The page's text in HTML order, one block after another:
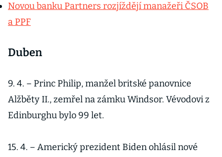
Novou banku Partners rozjíždějí manažeři ČSOB
a PPF
Duben
9. 4. – Princ Philip, manžel britské panovnice
Alžběty II., zemřel na zámku Windsor. Vévodovi z
Edinburghu bylo 99 let.
15. 4. – Americký prezident Biden ohlásil nové